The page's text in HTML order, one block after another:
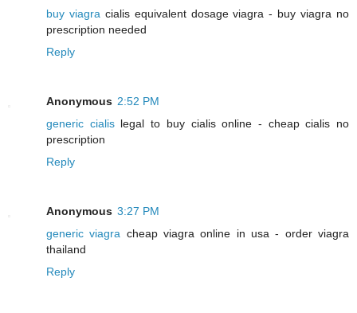
buy viagra cialis equivalent dosage viagra - buy viagra no
prescription needed
Reply
Anonymous 2:52 PM
generic cialislegal to buy cialis online - cheap cialis no
prescription
Reply
Anonymous 3:27 PM
generic viagra cheap viagra online in usa - order viagra
thailand
Reply